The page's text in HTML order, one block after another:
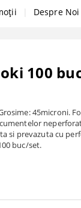
Despre Noi
100
45microni.
si prevazuta cu
buc/set.